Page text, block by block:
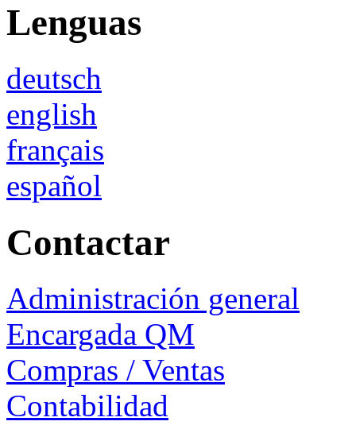
Lenguas
deutsch
english
français
español
Contactar
Administración general
Encargada QM
Compras / Ventas
Contabilidad